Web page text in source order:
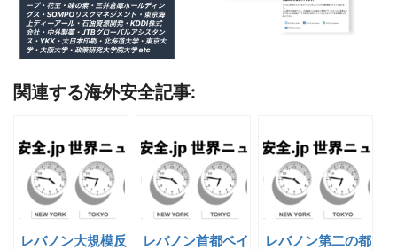
関連する海外安全記事:
レバノン大規模反
レバノン首都ベイ
レバノン第二の都